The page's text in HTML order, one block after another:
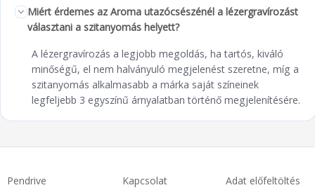
Miért érdemes az Aroma utazócsészénél a lézergravírozást
választani a szitanyomás helyett?
A lézergravírozás a legjobb megoldás, ha tartós, kiváló
minőségű, el nem halványuló megjelenést szeretne, míg a
szitanyomás alkalmasabb a márka saját színeinek
legfeljebb 3 egyszínű árnyalatban történő megjelenítésére.
Pendrive
Kapcsolat
Adat előfeltöltés